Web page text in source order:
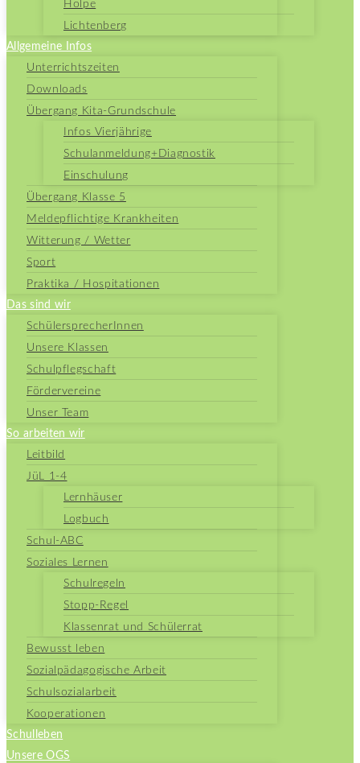
Holpe
Lichtenberg
Allgemeine Infos
Unterrichtszeiten
Downloads
Übergang Kita-Grundschule
Infos Vierjährige
Schulanmeldung+Diagnostik
Einschulung
Übergang Klasse 5
Meldepflichtige Krankheiten
Witterung / Wetter
Sport
Praktika / Hospitationen
Das sind wir
SchülersprecherInnen
Unsere Klassen
Schulpflegschaft
Fördervereine
Unser Team
So arbeiten wir
Leitbild
JüL 1-4
Lernhäuser
Logbuch
Schul-ABC
Soziales Lernen
Schulregeln
Stopp-Regel
Klassenrat und Schülerrat
Bewusst leben
Sozialpädagogische Arbeit
Schulsozialarbeit
Kooperationen
Schulleben
Unsere OGS